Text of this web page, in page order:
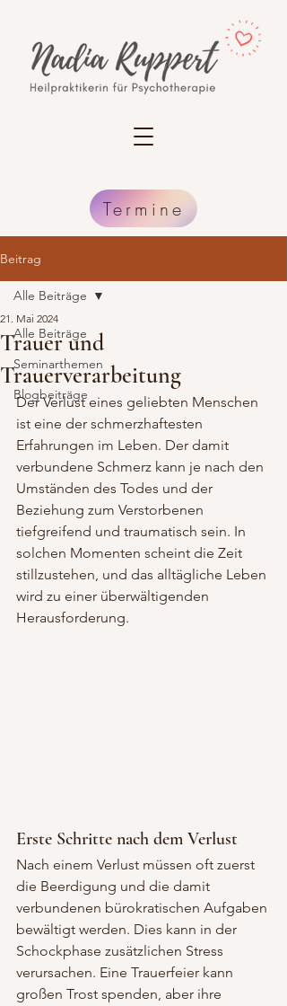
Termine
Beitrag
Alle Beiträge
Seminarthemen
Blogbeiträge
Alle Beiträge
Trauer und
Trauerverarbeitung
21. Mai 2024
Der Verlust eines geliebten Menschen
ist eine der schmerzhaftesten
Erfahrungen im Leben. Der damit
verbundene Schmerz kann je nach den
Umständen des Todes und der
Beziehung zum Verstorbenen
tiefgreifend und traumatisch sein. In
solchen Momenten scheint die Zeit
stillzustehen, und das alltägliche Leben
wird zu einer überwältigenden
Herausforderung.
Erste Schritte nach dem Verlust
Nach einem Verlust müssen oft zuerst
die Beerdigung und die damit
verbundenen bürokratischen Aufgaben
bewältigt werden. Dies kann in der
Schockphase zusätzlichen Stress
verursachen. Eine Trauerfeier kann
großen Trost spenden, aber ihre